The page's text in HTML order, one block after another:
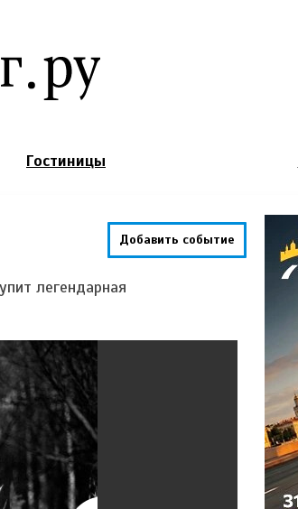
Гостиницы
Добавить событие
легендарная